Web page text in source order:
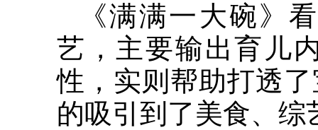
《满满一大碗》
艺，主要输出育儿
性，实则帮助打透
的吸引到了美食、综